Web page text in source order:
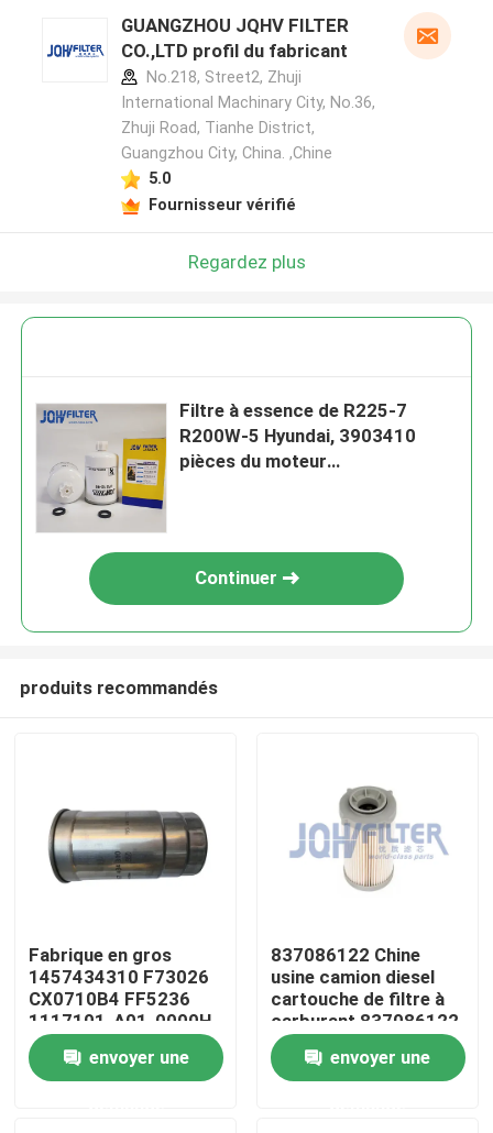
À la maison
Produits
GUANGZHOU JQHV FILTER
CO.,LTD profil du fabricant
No.218, Street2, Zhuji
International Machinary City, No.36,
Zhuji Road, Tianhe District,
Guangzhou City, China. ,Chine
5.0
Fournisseur vérifié
Regardez plus
Filtre à essence de R225-7
R200W-5 Hyundai, 3903410
pièces du moteur
Continuer
produits recommandés
Fabrique en gros
1457434310 F73026
CX0710B4 FF5236
1117101-A01-0000H
C00068668 Filtre à
carburant diesel pour
moteur
envoyer une
837086122 Chine
usine camion diesel
cartouche de filtre à
carburant 837086122
389-5819 PF46049
363-5819envoyer une